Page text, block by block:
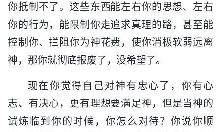
你抵制不了。这些东西能左右你的思想、左右
你的行为，能限制你走追求真理的路，甚至能
控制你、拦阻你为神花费，使你消极软弱远离
神，那你就彻底报废了，没希望了。
现在你觉得自己对神有忠心了，你有心
志、有决心，更有理想要满足神，但是当神的
试炼临到你的时候，你怎么对待？你说你顺